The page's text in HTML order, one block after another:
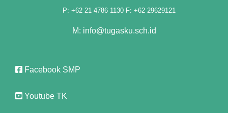
P: +62 21 4786 1130 F: +62 29629121
M: info@tugasku.sch.id
Facebook SMP
Youtube TK